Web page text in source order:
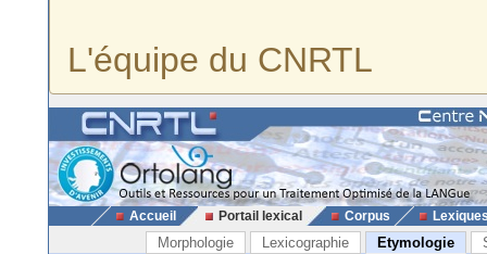
L'équipe du CNRTL
Accueil Portail lexical Corpus
Morphologie Lexicographie Etymologie